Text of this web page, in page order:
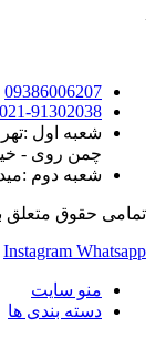
09386006207
021-91302038
شعبه اول
چمن روی - خیابان
شعبه دوم
تمامی حقوق
Instagram Whatsapp
منو سایت
دسته بندی ها